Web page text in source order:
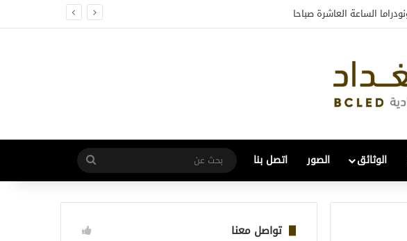
الوثائق الصور اتصل بنا
بحث
عن
تواصل معنا